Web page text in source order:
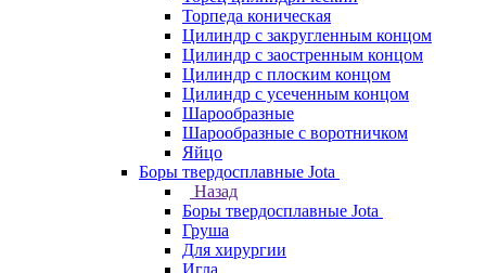
Торпеда коническая
Цилиндр с закругленным концом
Цилиндр с заостренным концом
Цилиндр с плоским концом
Цилиндр с усеченным концом
Шарообразные
Шарообразные с воротничком
Яйцо
Боры твердосплавные Jota
Назад
Боры твердосплавные Jota
Груша
Для хирургии
Игла